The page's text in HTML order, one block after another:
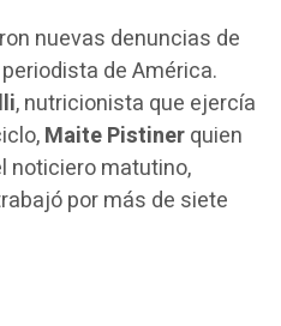
nuevas denuncias de
de América.
, nutricionista que ejercía
Maite Pistinerquien
noticiero matutino,
por más de siete